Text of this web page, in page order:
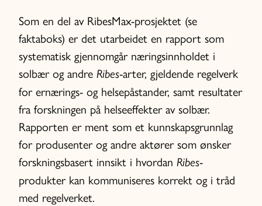
Som en del av RibesMax-prosjektet (se
faktaboks) er det utarbeidet en rapport som
systematisk gjennomgår næringsinnholdet i
solbær og andre Ribes-arter, gjeldende regelverk
for ernærings- og helsepåstander, samt resultater
fra forskningen på helseeffekter av solbær.
Rapporten er ment som et kunnskapsgrunnlag
for produsenter og andre aktører som ønsker
forskningsbasert innsikt i hvordan Ribes-
produkter kan kommuniseres korrekt og i tråd
med regelverket.